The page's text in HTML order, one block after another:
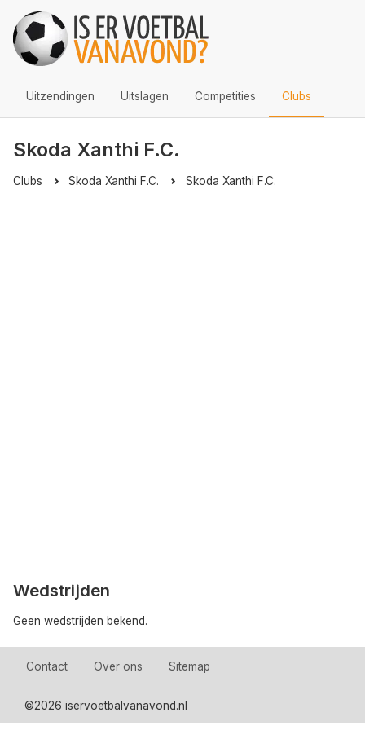
Uitzendingen Uitslagen Competities Clubs
Skoda Xanthi F.C.
Clubs Skoda Xanthi F.C. Skoda Xanthi F.C.
Wedstrijden
Geen wedstrijden bekend.
Contact Over ons Sitemap
©2026 iservoetbalvanavond.nl